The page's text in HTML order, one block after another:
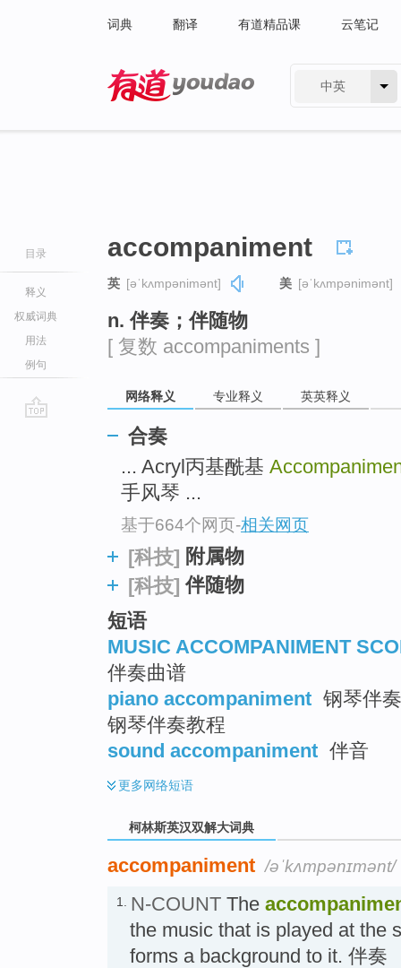
词典 翻译 有道精品课 云笔记
中英
目录
释义
权威词典
用法
例句
accompaniment
英 [əˈkʌmpənimənt] 美 [əˈkʌmpənimənt]
n. 伴奏；伴随物
[ 复数 accompaniments ]
网络释义 专业释义 英英释义
合奏
... Acryl丙基酰基
手风琴 ...
基于664个网页-相关网页
[科技] 附属物
[科技] 伴随物
短语
MUSIC ACCOMPANIMENT
伴奏曲谱
piano accompaniment 钢琴伴
钢琴伴奏教程
sound accompaniment 伴音
更多网络短语
柯林斯英汉双解大词典
accompaniment /əˈkʌmpənɪmənt/
1. N-COUNT The
the music that is played at the
forms a background to it. 伴奏